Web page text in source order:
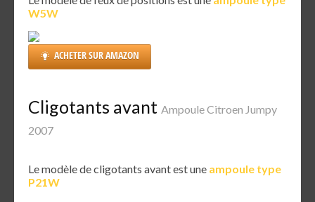
W5W
ACHETER SUR AMAZON
Cligotants avant Ampoule Citroen Jumpy
2007
Le modèle de cligotants avant est une ampoule type
P21W